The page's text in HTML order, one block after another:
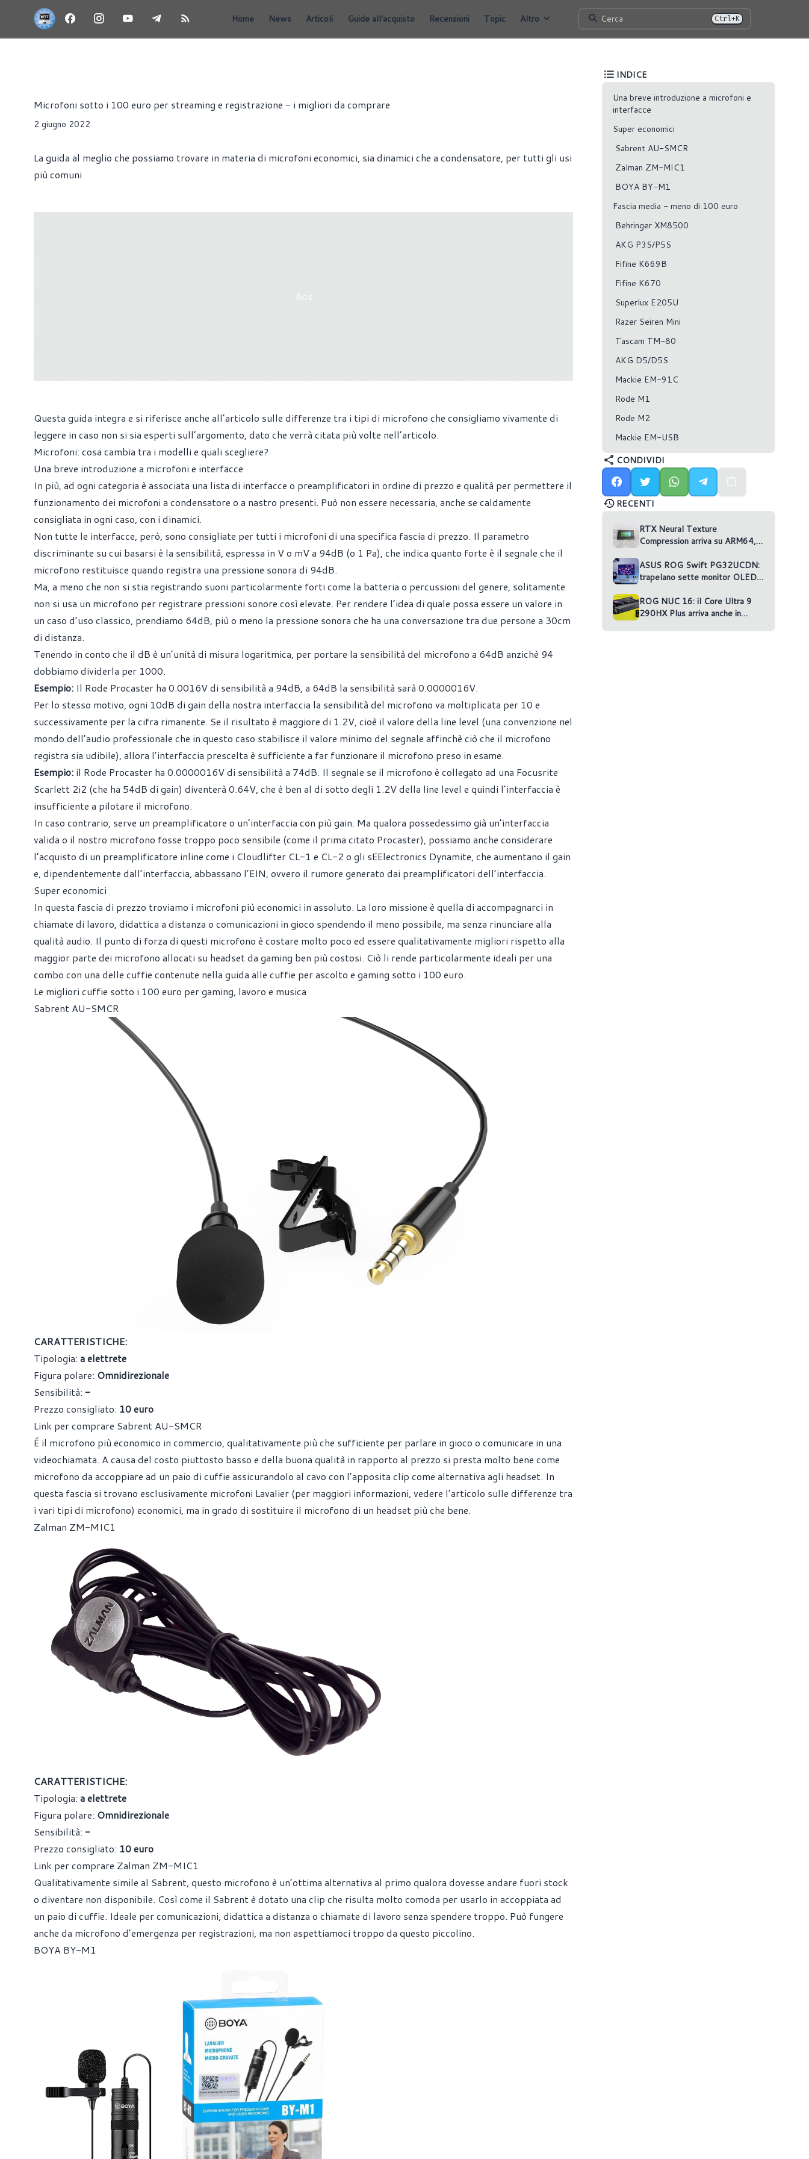
Home News Articoli Guide all'acquisto Recensioni Topic Altro Cerca Ctrl+K
Microfoni sotto i 100 euro per streaming e registrazione - i migliori da comprare
2 giugno 2022
La guida al meglio che possiamo trovare in materia di microfoni economici, sia dinamici che a condensatore, per tutti gli usi
più comuni
Questa guida integra e si riferisce anche all’articolo sulle differenze tra i tipi di microfono che consigliamo vivamente di
leggere in caso non si sia esperti sull’argomento, dato che verrà citata più volte nell’articolo.
Microfoni: cosa cambia tra i modelli e quali scegliere?
Una breve introduzione a microfoni e interfacce
In più, ad ogni categoria è associata una lista di interfacce o preamplificatori in ordine di prezzo e qualità per permettere il
funzionamento dei microfoni a condensatore o a nastro presenti. Può non essere necessaria, anche se caldamente
consigliata in ogni caso, con i dinamici.
Non tutte le interfacce, però, sono consigliate per tutti i microfoni di una specifica fascia di prezzo. Il parametro
discriminante su cui basarsi è la sensibilità, espressa in V o mV a 94dB (o 1 Pa), che indica quanto forte è il segnale che il
microfono restituisce quando registra una pressione sonora di 94dB.
Ma, a meno che non si stia registrando suoni particolarmente forti come la batteria o percussioni del genere, solitamente
non si usa un microfono per registrare pressioni sonore così elevate. Per rendere l’idea di quale possa essere un valore in
un caso d’uso classico, prendiamo 64dB, più o meno la pressione sonora che ha una conversazione tra due persone a 30cm
di distanza.
Tenendo in conto che il dB è un’unità di misura logaritmica, per portare la sensibilità del microfono a 64dB anzichè 94
dobbiamo dividerla per 1000.
Esempio: Il Rode Procaster ha 0.0016V di sensibilità a 94dB, a 64dB la sensibilità sarà 0.0000016V.
Per lo stesso motivo, ogni 10dB di gain della nostra interfaccia la sensibilità del microfono va moltiplicata per 10 e
successivamente per la cifra rimanente. Se il risultato è maggiore di 1.2V, cioè il valore della line level (una convenzione nel
mondo dell’audio professionale che in questo caso stabilisce il valore minimo del segnale affinchè ciò che il microfono
registra sia udibile), allora l’interfaccia prescelta è sufficiente a far funzionare il microfono preso in esame.
Esempio: il Rode Procaster ha 0.0000016V di sensibilità a 74dB. Il segnale se il microfono è collegato ad una Focusrite
Scarlett 2i2 (che ha 54dB di gain) diventerà 0.64V, che è ben al di sotto degli 1.2V della line level e quindi l’interfaccia è
insufficiente a pilotare il microfono.
In caso contrario, serve un preamplificatore o un’interfaccia con più gain. Ma qualora possedessimo già un’interfaccia
valida o il nostro microfono fosse troppo poco sensibile (come il prima citato Procaster), possiamo anche considerare
l’acquisto di un preamplificatore inline come i Cloudlifter CL-1 e CL-2 o gli sEElectronics Dynamite, che aumentano il gain
e, dipendentemente dall’interfaccia, abbassano l’EIN, ovvero il rumore generato dai preamplificatori dell’interfaccia.
Super economici
In questa fascia di prezzo troviamo i microfoni più economici in assoluto. La loro missione è quella di accompagnarci in
chiamate di lavoro, didattica a distanza o comunicazioni in gioco spendendo il meno possibile, ma senza rinunciare alla
qualità audio. Il punto di forza di questi microfono è costare molto poco ed essere qualitativamente migliori rispetto alla
maggior parte dei microfono allocati su headset da gaming ben più costosi. Ciò li rende particolarmente ideali per una
combo con una delle cuffie contenute nella guida alle cuffie per ascolto e gaming sotto i 100 euro.
Le migliori cuffie sotto i 100 euro per gaming, lavoro e musica
Sabrent AU-SMCR
CARATTERISTICHE:
Tipologia: a elettrete
Figura polare: Omnidirezionale
Sensibilità: -
Prezzo consigliato: 10 euro
Link per comprare Sabrent AU-SMCR
É il microfono più economico in commercio, qualitativamente più che sufficiente per parlare in gioco o comunicare in una
videochiamata. A causa del costo piuttosto basso e della buona qualità in rapporto al prezzo si presta molto bene come
microfono da accoppiare ad un paio di cuffie assicurandolo al cavo con l’apposita clip come alternativa agli headset. In
questa fascia si trovano esclusivamente microfoni Lavalier (per maggiori informazioni, vedere l’articolo sulle differenze tra
i vari tipi di microfono) economici, ma in grado di sostituire il microfono di un headset più che bene.
Zalman ZM-MIC1
CARATTERISTICHE:
Tipologia: a elettrete
Figura polare: Omnidirezionale
Sensibilità: -
Prezzo consigliato: 10 euro
Link per comprare Zalman ZM-MIC1
Qualitativamente simile al Sabrent, questo microfono è un’ottima alternativa al primo qualora dovesse andare fuori stock
o diventare non disponibile. Così come il Sabrent è dotato una clip che risulta molto comoda per usarlo in accoppiata ad
un paio di cuffie. Ideale per comunicazioni, didattica a distanza o chiamate di lavoro senza spendere troppo. Può fungere
anche da microfono d’emergenza per registrazioni, ma non aspettiamoci troppo da questo piccolino.
BOYA BY-M1
INDICE
Una breve introduzione a microfoni e
interfacce
Super economici
Sabrent AU-SMCR
Zalman ZM-MIC1
BOYA BY-M1
Fascia media - meno di 100 euro
Behringer XM8500
AKG P3S/P5S
Fifine K669B
Fifine K670
Superlux E205U
Razer Seiren Mini
Tascam TM-80
AKG D5/D5S
Mackie EM-91C
Rode M1
Rode M2
Mackie EM-USB
CONDIVIDI
RECENTI
RTX Neural Texture
Compression arriva su ARM64,
ASUS ROG Swift PG32UCDN:
trapelano sette monitor OLED
ROG NUC 16: il Core Ultra 9
290HX Plus arriva anche in